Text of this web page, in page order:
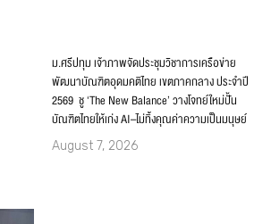
ม.ศรีปทุม เจ้าภาพจัดประชุมวิชาการเครือข่าย
พัฒนาบัณฑิตอุดมคติไทย เขตภาคกลาง ประจำปี
2569 ชู ‘The New Balance’ วางโจทย์ใหม่ปั้น
บัณฑิตไทยให้เก่ง AI–ไม่ทิ้งคุณค่าความเป็นมนุษย์
August 7, 2026